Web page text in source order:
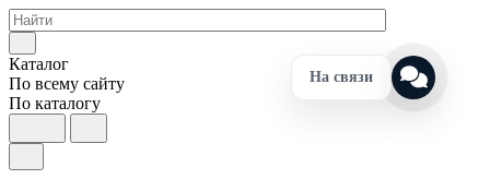
Каталог
По всему сайту
По каталогу
На связи